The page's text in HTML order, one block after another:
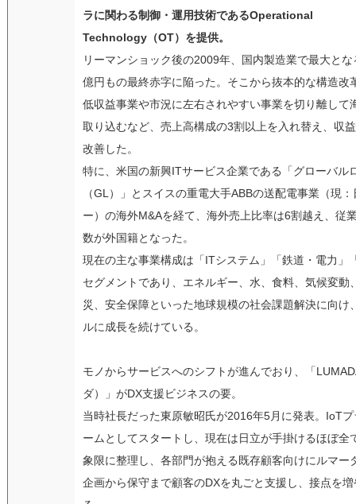
ラに関わる制御・運用技術であるOperational
Technology（OT）を提供。
リーマンショック後の2009年、国内製造業で最大と
億円もの最終赤字に陥った。そこから抜本的な構造改
低収益事業や市況に左右されやすい事業を切り離して
取り込むなど、売上高構成の3割以上を入れ替え、収
改善した。
特に、米国の新興ITサービス企業である「グローバル
（GL）」とスイスの重電大手ABBの送配電事業（現
ー）の海外M&Aを経て、海外売上比率は6割越え、従
数が外国籍となった。
現在の主な事業構成は「ITシステム」「鉄道・電力」
セグメントであり、エネルギー、水、食料、気候変動
災、安全保障といった地球規模の社会課題解決に向け
ルに成長を続けている。
モノからサービスへのシフトが進んでおり、「
ダ）」がDX支援ビジネスの要。
当時社長だった東原敏昭氏が2016年5月に発表。IoT
ームとしてスタートし、現在は日立が手掛けるほぼ全
象限に整理し、各部門が抱える既存顧客向けにルマー
企画から保守まで顧客のDXを丸ごと支援し、接点を